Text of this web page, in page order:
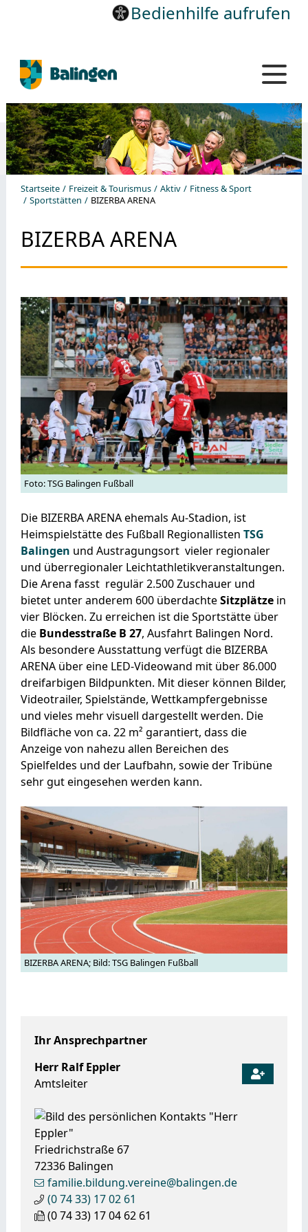
Bedienhilfe aufrufen
Startseite Freizeit & Tourismus Aktiv
Fitness & Sport
Sportstätten
BIZERBA ARENA
Ihr Ansprechpartner
Herr RalfEppler
Amtsleiter
Friedrichstraße 67
72336 Balingen
familie.bildung.vereine@balingen.de
(07433) 1702 61
(07433) 1704 62 61
BIZERBA ARENA
Foto: TSG Balingen Fußball
Die BIZERBA ARENA ehemals Au-Stadion, ist
Heimspielstätte des Fußball Regionallisten TSG
Balingen und Austragungsort vieler regionaler
und überregionaler Leichtathletikveranstaltungen.
Die Arena fasst regulär 2.500 Zuschauer und
bietet unter anderem 600 überdachteSitzplätzein
vier Blöcken. Zu erreichen ist die Sportstätte über
die Bundesstraße B 27, Ausfahrt Balingen Nord.
Als besondere Ausstattung verfügt die BIZERBA
ARENA über eine LED-Videowand mit über 86.000
dreifarbigen Bildpunkten. Mit dieser können Bilder,
Videotrailer, Spielstände, Wettkampfergebnisse
und vieles mehr visuell dargestellt werden. Die
Bildfläche von ca. 22 m² garantiert, dass die
Anzeige von nahezu allen Bereichen des
Spielfeldes und der Laufbahn, sowie der Tribüne
sehr gut eingesehen werden kann.
BIZERBA ARENA; Bild: TSG Balingen Fußball